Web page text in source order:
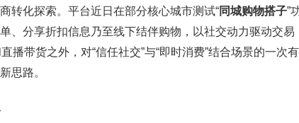
转化探索。平台近日在部分核心城市测试“同城购物搭子”
、分享折扣信息乃至线下结伴购物，以社交动力驱动交易
播带货之外，对“信任社交”与“即时消费”结合场景的一次有
思路。